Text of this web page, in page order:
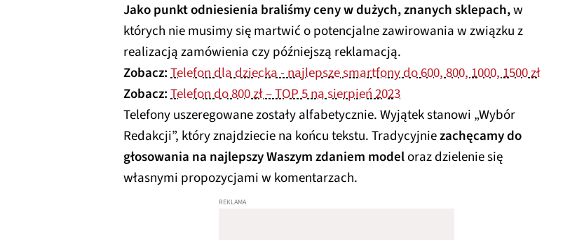
Jako punkt odniesienia braliśmy ceny w dużych, znanych sklepach,w
których nie musimy się martwić o potencjalne zawirowania w związku z
realizacją zamówienia czy późniejszą reklamacją.
Zobacz:Telefon dla dziecka - najlepsze smartfony do 600, 800, 1000, 1500 zł
Zobacz:Telefon do 800 zł – TOP 5 na sierpień 2023
Telefony uszeregowane zostały alfabetycznie. Wyjątek stanowi „Wybór
Redakcji”, który znajdziecie na końcu tekstu. Tradycyjniezachęcamy do
głosowania na najlepszy Waszym zdaniem modeloraz dzielenie się
własnymi propozycjami w komentarzach.